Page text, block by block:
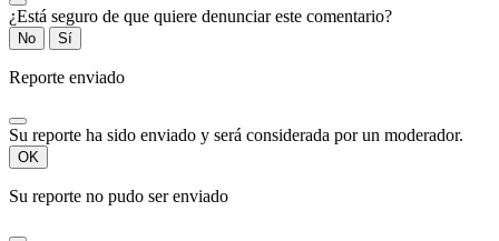
¿Está seguro de que quiere denunciar este comentario?
No Sí
Reporte enviado
Su reporte ha sido enviado y será considerada por un moderador.
OK
Su reporte no pudo ser enviado